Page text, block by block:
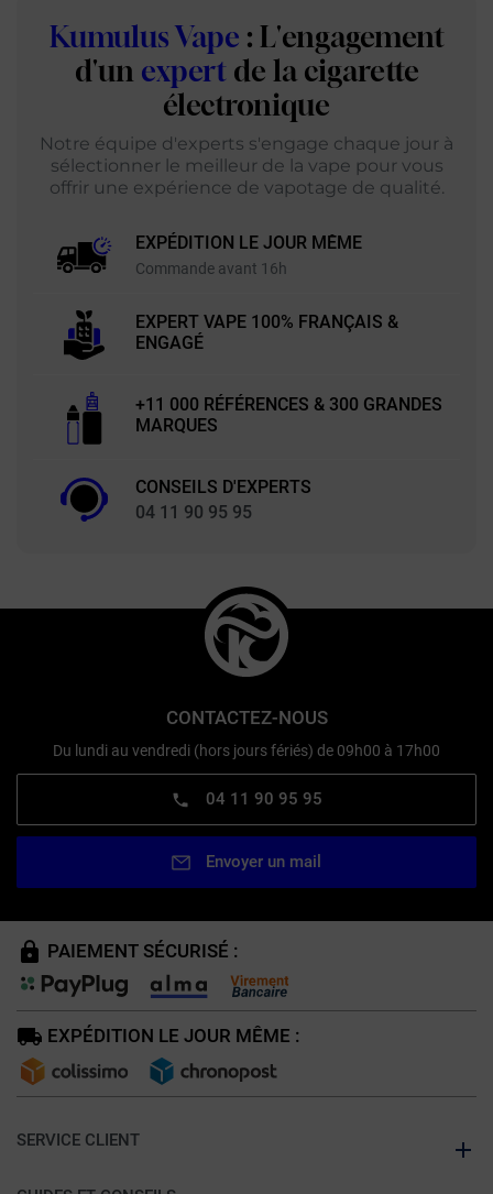
Kumulus Vape : L'engagement
d'un expert de la cigarette
électronique
Notre équipe d'experts s'engage chaque jour à
sélectionner le meilleur de la vape pour vous
offrir une expérience de vapotage de qualité.
EXPÉDITION LE JOUR MÊME
Commande avant 16h
EXPERT VAPE 100% FRANÇAIS &
ENGAGÉ
+11 000 RÉFÉRENCES & 300 GRANDES
MARQUES
CONSEILS D'EXPERTS
04 11 90 95 95
CONTACTEZ-NOUS
Du lundi au vendredi (hors jours fériés) de 09h00 à 17h00
04 11 90 95 95
Envoyer un mail
PAIEMENT SÉCURISÉ :
EXPÉDITION LE JOUR MÊME :
SERVICE CLIENT